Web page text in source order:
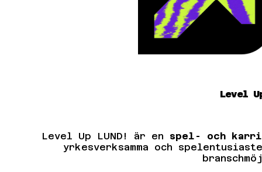
Level
Level Up LUND! är en spel- och
yrkesverksamma och